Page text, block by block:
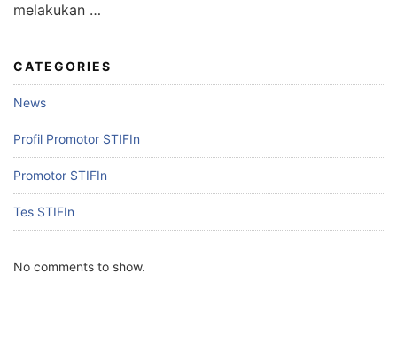
melakukan …
CATEGORIES
News
Profil Promotor STIFIn
Promotor STIFIn
Tes STIFIn
No comments to show.